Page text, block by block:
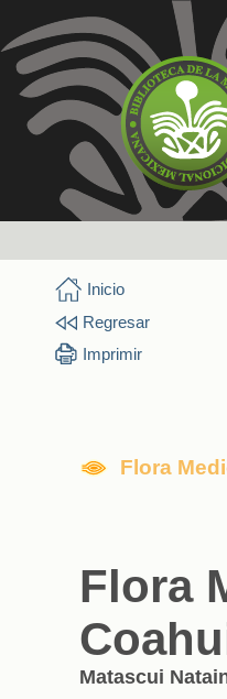
Inicio
Regresar
Imprimir
Flora
Flora
Matascui